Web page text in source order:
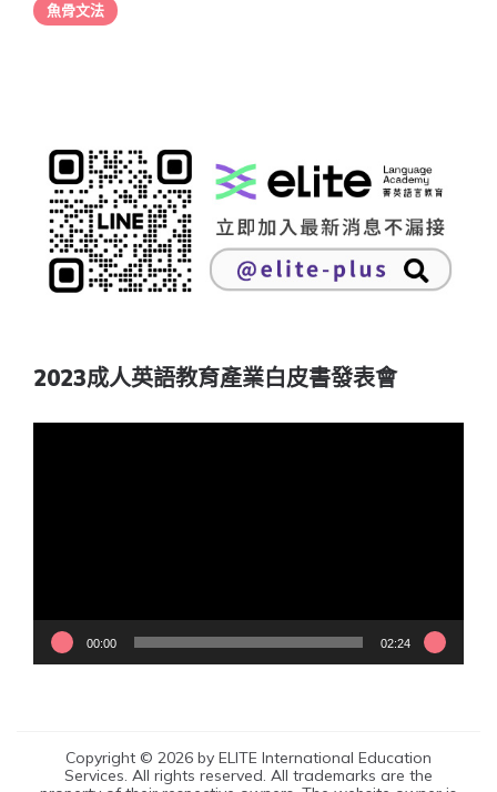
魚骨文法
2023成人英語教育產業白皮書發表會
00:00 02:24
Copyright © 2026 by ELITE International Education
Services. All rights reserved. All trademarks are the